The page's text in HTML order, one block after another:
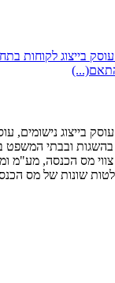
בייצוג לקוחות
בייצוג נישומים,
בהשגות ובבתי המשפט
מס הכנסה, מע"מ
שונות של מס